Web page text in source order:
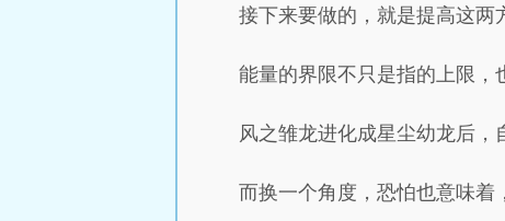
接下来要做的，就是提高这两
能量的界限不只是指的上限，
风之雏龙进化成星尘幼龙后，
而换一个角度，恐怕也意味着